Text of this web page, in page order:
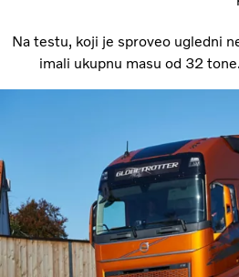
Na testu, koji je sproveo ugledni
imali ukupnu masu od 32